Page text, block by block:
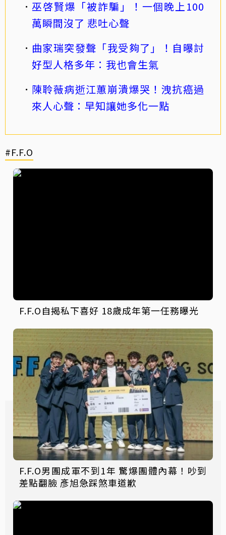
巫啓賢爆「被詐騙」！一個晚上100
萬瞬間沒了 悲吐心聲
曲家瑞突發聲「我受夠了」！自曝討
好型人格多年：我也會生氣
陳聆薇病逝江蕙崩潰爆哭！洩抗癌過
來人心聲：早知讓她多化一點
#F.F.O
F.F.O自揭私下喜好 18歲成年第一任務曝光
F.F.O男團成軍不到1年 驚爆團體內幕！吵到
差點翻臉 彥旭急踩煞車道歉